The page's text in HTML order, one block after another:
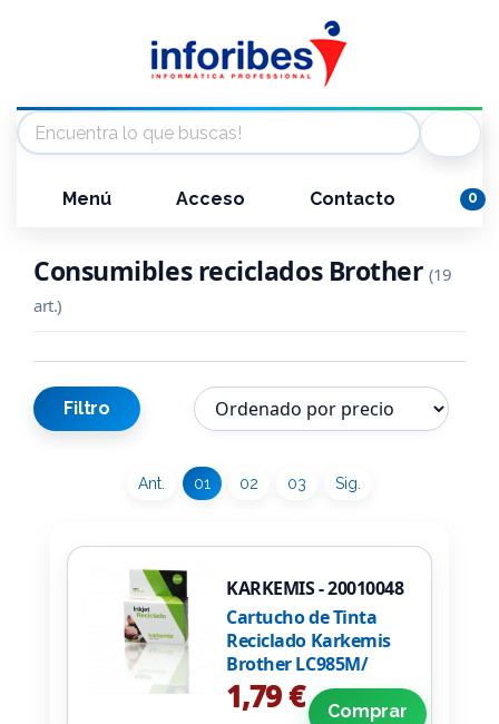
Menú Acceso Contacto 0
Consumibles reciclados Brother(19
art.)
Filtro
Ant. 01 02 03 Sig.
KARKEMIS - 20010048
Cartucho de Tinta
Reciclado Karkemis
Brother LC985M/
Magenta
1,79 € Comprar